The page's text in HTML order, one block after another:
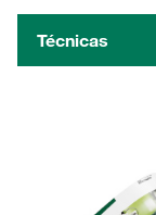
Técnicas